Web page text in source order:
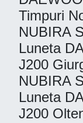
Timpuri
NUBIRA
Luneta
J200
NUBIRA
Luneta
J200